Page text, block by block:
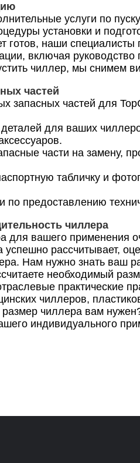
услуги по
установки и
готов, наши
включая руководство
чиллер, мы снимем
частей
запасных частей для
для ваших
части на замену,
табличку и
по предоставлению
чиллера
вашего применения
рассчитывает,
Нам нужно знать ваш
необходимый
практические
чиллеров,
чиллера вам
индивидуального